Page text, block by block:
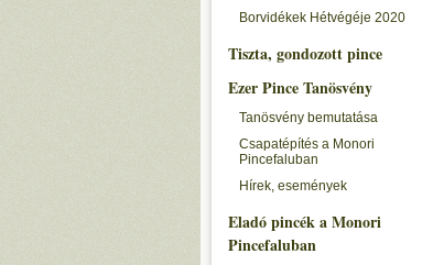
Borvidékek Hétvégéje 2020
Tiszta, gondozott pince
Ezer Pince Tanösvény
Tanösvény bemutatása
Csapatépítés a Monori
Pincefaluban
Hírek, események
Eladó pincék a Monori
Pincefaluban